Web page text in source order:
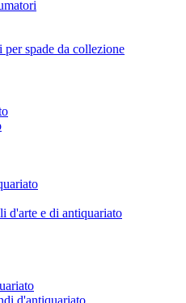
per spade da collezione
d'arte e di antiquariato